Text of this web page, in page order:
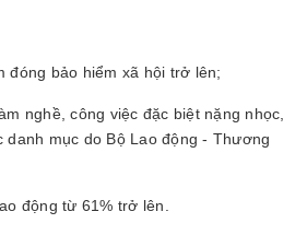
đóng bảo hiểm xã hội trở lên;
nghề, công việc đặc biệt nặng nhọc,
danh mục do Bộ Lao động - Thương
động từ 61% trở lên.